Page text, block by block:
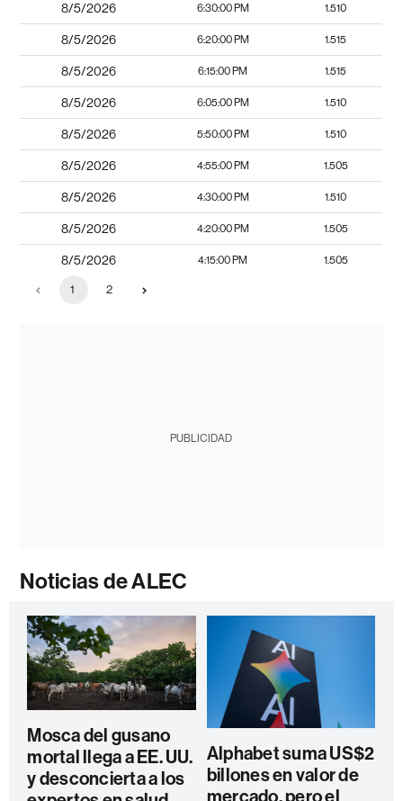
8/5/2026 6:30:00 PM 1.510
8/5/2026 6:20:00 PM 1.515
8/5/2026 6:15:00 PM 1.515
8/5/2026 6:05:00 PM 1.510
8/5/2026 5:50:00 PM 1.510
8/5/2026 4:55:00 PM 1.505
8/5/2026 4:30:00 PM 1.510
8/5/2026 4:20:00 PM 1.505
8/5/2026 4:15:00 PM 1.505
1 2
PUBLICIDAD
Noticias de ALEC
Mosca del gusano
mortal llega a EE. UU.
y desconcierta a los
Alphabet suma US$2
billones en valor de
mercado, pero el